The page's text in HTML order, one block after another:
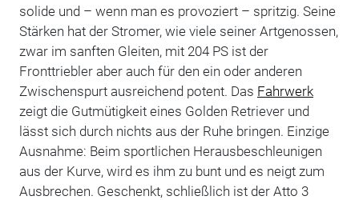
solide und – wenn man es provoziert – spritzig. Seine
Stärken hat der Stromer, wie viele seiner Artgenossen,
zwar im sanften Gleiten, mit 204 PS ist der
Fronttriebler aber auch für den ein oder anderen
Zwischenspurt ausreichend potent. Das Fahrwerk
zeigt die Gutmütigkeit eines Golden Retriever und
lässt sich durch nichts aus der Ruhe bringen. Einzige
Ausnahme: Beim sportlichen Herausbeschleunigen
aus der Kurve, wird es ihm zu bunt und es neigt zum
Ausbrechen. Geschenkt, schließlich ist der Atto 3